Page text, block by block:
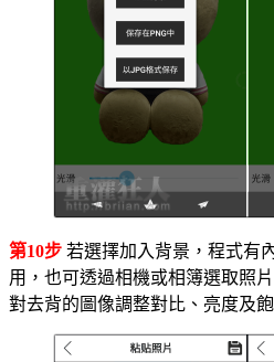
第10步 若選擇加入背景，程式有
用，也可透過相機或相簿選取照
對去背的圖像調整對比、亮度及飽